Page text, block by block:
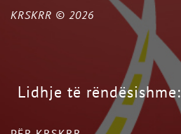
KRSKRR © 2026
Lidhje të rëndësishme: